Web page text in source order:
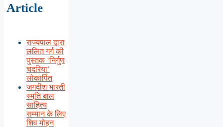
Article
राज्यपाल द्वारा
ललित गर्ग की
पुस्तक ‘निर्गुण
चदरिया’
लोकार्पित
जगदीश भारती
स्मृति बाल
साहित्य
सम्मान के लिए
शिव मोहन